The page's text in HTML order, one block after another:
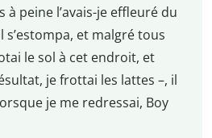
à peine l’avais-je effleuré du
s’estompa, et malgré tous
le sol à cet endroit, et
je frottai les lattes –, il
je me redressai, Boy